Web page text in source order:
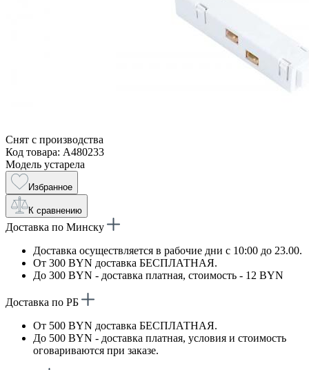
Снят с производства
Код товара: A480233
Модель устарела
Избранное
К сравнению
Доставка по Минску
Доставка осуществляется в рабочие дни с 10:00 до 23.00.
От 300 BYN доставка БЕСПЛАТНАЯ.
До 300 BYN - доставка платная, стоимость - 12 BYN
Доставка по РБ
От 500 BYN доставка БЕСПЛАТНАЯ.
До 500 BYN - доставка платная, условия и стоимость
оговариваются при заказе.